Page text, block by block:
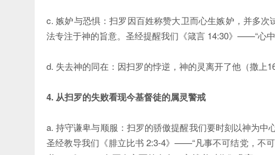
c. 嫉妒与恐惧：扫罗因百姓称赞大卫而心生嫉妒，并多
法专注于神的旨意。圣经提醒我们《箴言 14:30》——“心
d. 失去神的同在：因扫罗的悖逆，神的灵离开了他（撒上
4. 从扫罗的失败看现今基督徒的属灵警戒
a. 持守谦卑与顺服：扫罗的骄傲提醒我们要时刻以神为
圣经教导我们《腓立比书 2:3-4》——“凡事不可结党，不